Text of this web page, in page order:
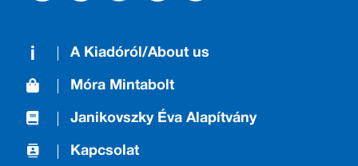
A Kiadóról/About us
Móra Mintabolt
Janikovszky Éva Alapítvány
Kapcsolat